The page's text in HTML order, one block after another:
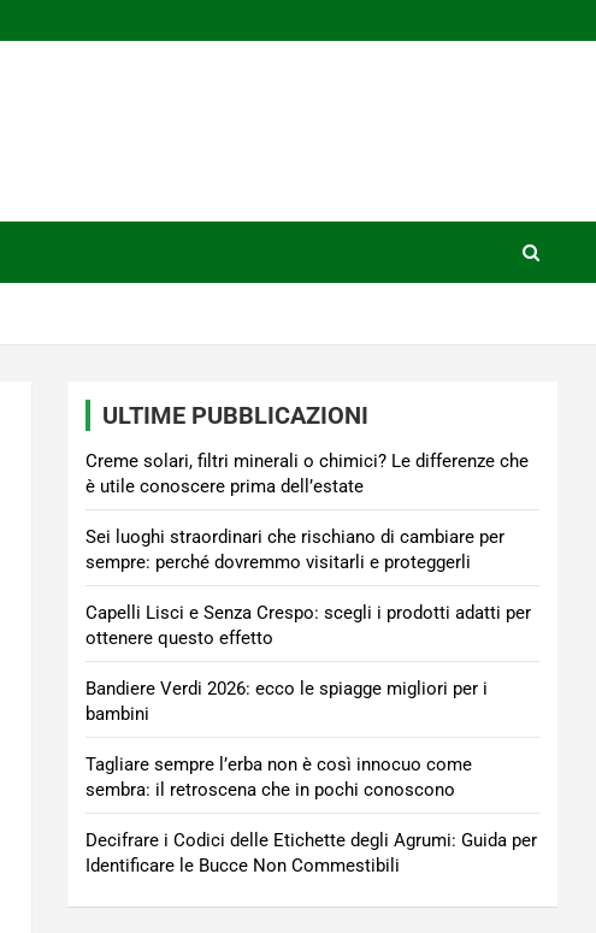
ULTIME PUBBLICAZIONI
Creme solari, filtri minerali o chimici? Le differenze che
è utile conoscere prima dell’estate
Sei luoghi straordinari che rischiano di cambiare per
sempre: perché dovremmo visitarli e proteggerli
Capelli Lisci e Senza Crespo: scegli i prodotti adatti per
ottenere questo effetto
Bandiere Verdi 2026: ecco le spiagge migliori per i
bambini
Tagliare sempre l’erba non è così innocuo come
sembra: il retroscena che in pochi conoscono
Decifrare i Codici delle Etichette degli Agrumi: Guida per
Identificare le Bucce Non Commestibili